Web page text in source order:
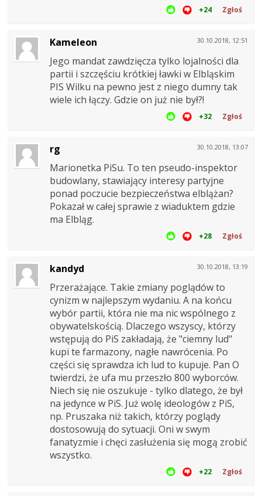
+24 Zgłoś
30.10.2018, 12:51
Kameleon
Jego mandat zawdzięcza tylko lojalności dla
partii i szczęściu krótkiej ławki w Elbląskim
PIS Wilku na pewno jest z niego dumny tak
wiele ich łączy. Gdzie on już nie był?!
+32 Zgłoś
30.10.2018, 13:07
rg
Marionetka PiSu. To ten pseudo-inspektor
budowlany, stawiający interesy partyjne
ponad poczucie bezpieczeństwa elblążan?
Pokazał w całej sprawie z wiaduktem gdzie
ma Elbląg.
+28 Zgłoś
30.10.2018, 13:19
kandyd
Przerażające. Takie zmiany poglądów to
cynizm w najlepszym wydaniu. A na końcu
wybór partii, która nie ma nic wspólnego z
obywatelskością. Dlaczego wszyscy, którzy
wstępują do PiS zakładają, że "ciemny lud"
kupi te farmazony, nagłe nawrócenia. Po
części się sprawdza ich lud to kupuje. Pan O
twierdzi, że ufa mu przeszło 800 wyborców.
Niech się nie oszukuje - tylko dlatego, że był
na jedynce w PiS. Już wolę ideologów z PiS,
np. Pruszaka niż takich, którzy poglądy
dostosowują do sytuacji. Oni w swym
fanatyzmie i chęci zasłużenia się mogą zrobić
wszystko.
+22 Zgłoś